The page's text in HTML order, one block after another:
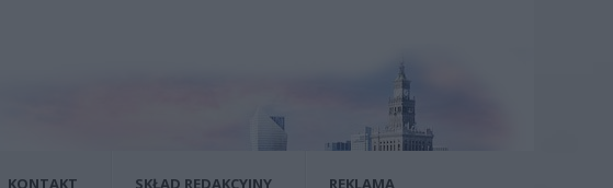
KONTAKT SKŁAD REDAKCYJNY REKLAMA